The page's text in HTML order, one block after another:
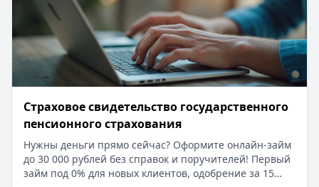
​Страховое свидетельство государственного
пенсионного страхования
Нужны деньги прямо сейчас? Оформите онлайн-займ
до 30 000 рублей без справок и поручителей! Первый
займ под 0% для новых клиентов, одобрение за 15